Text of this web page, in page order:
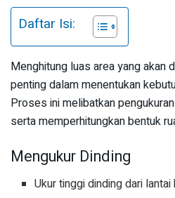
Daftar Isi:
Menghitung luas area yang akan
penting dalam menentukan
Proses ini melibatkan
serta memperhitungkan bentuk
Mengukur Dinding
Ukur tinggi dinding dari